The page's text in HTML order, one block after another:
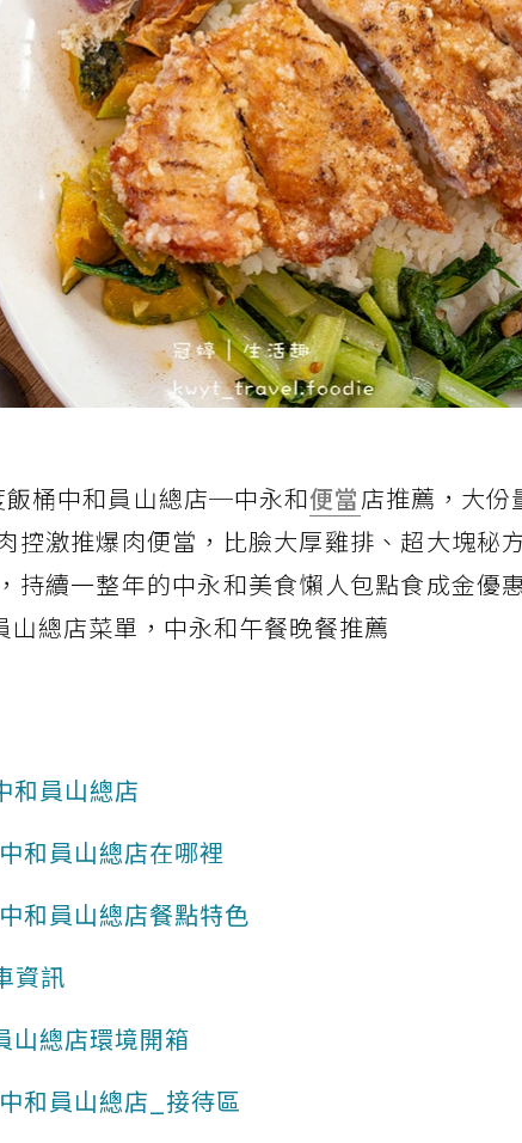
飯桶中和員山總店─中永和便當店推薦，大份
控激推爆肉便當，比臉大厚雞排、超大塊秘
持續一整年的中永和美食懶人包點食成金優
山總店菜單，中永和午餐晚餐推薦
和員山總店
和員山總店在哪裡
和員山總店餐點特色
資訊
山總店環境開箱
和員山總店_接待區